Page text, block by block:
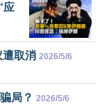
应
遭取消 2026/5/6
局？ 2026/5/6